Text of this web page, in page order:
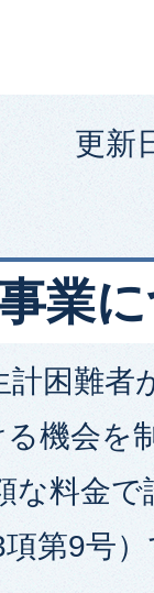
更新
業
困難者
機会を
な料金で
項第9号